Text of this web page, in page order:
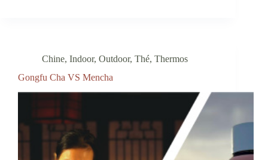
Chine, Indoor, Outdoor, Thé, Thermos
Gongfu Cha VS Mencha